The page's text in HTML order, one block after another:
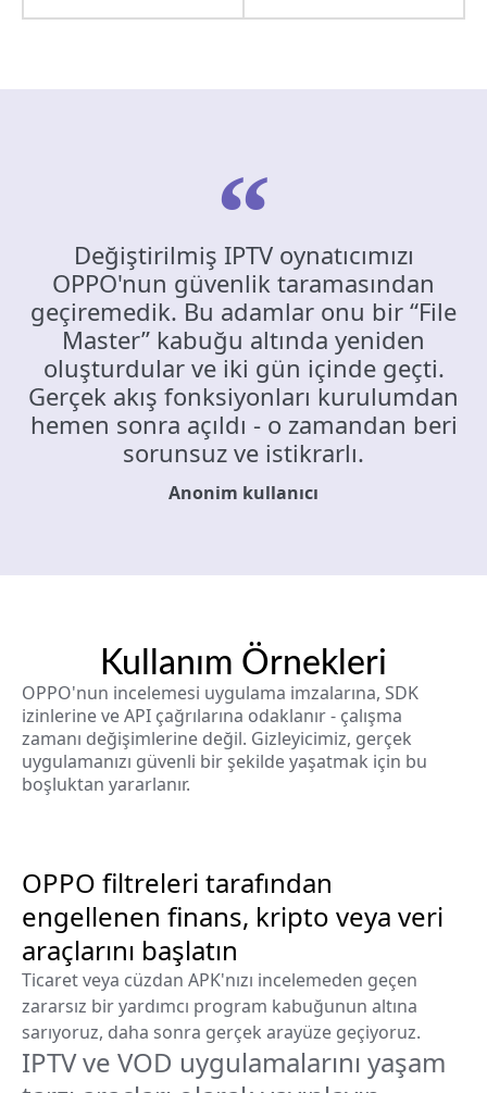
Değiştirilmiş IPTV oynatıcımızı
OPPO'nun güvenlik taramasından
geçiremedik. Bu adamlar onu bir “File
Master” kabuğu altında yeniden
oluşturdular ve iki gün içinde geçti.
Gerçek akış fonksiyonları kurulumdan
hemen sonra açıldı - o zamandan beri
sorunsuz ve istikrarlı.
Anonim kullanıcı
Kullanım Örnekleri
OPPO'nun incelemesi uygulama imzalarına, SDK
izinlerine ve API çağrılarına odaklanır - çalışma
zamanı değişimlerine değil. Gizleyicimiz, gerçek
uygulamanızı güvenli bir şekilde yaşatmak için bu
boşluktan yararlanır.
OPPO filtreleri tarafından
engellenen finans, kripto veya veri
araçlarını başlatın
Ticaret veya cüzdan APK'nızı incelemeden geçen
zararsız bir yardımcı program kabuğunun altına
sarıyoruz, daha sonra gerçek arayüze geçiyoruz.
IPTV ve VOD uygulamalarını yaşam